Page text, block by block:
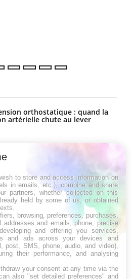
orthostatique : quand la
artérielle chute au lever
: une déformation des
rouges aux conséquences
de Charcot (Sclérose latérale
wish to store and access information on
in emails, etc.), combine and share
partners, whether collected on this
held by some of us, or obtained
browsing, preferences, purchases,
addresses and emails, phone, precise
and offering you services,
and ads across your devices and
post, SMS, phone, audio, and video),
their performance, and analysing
your consent at any time via the
also "set detailed preferences" and